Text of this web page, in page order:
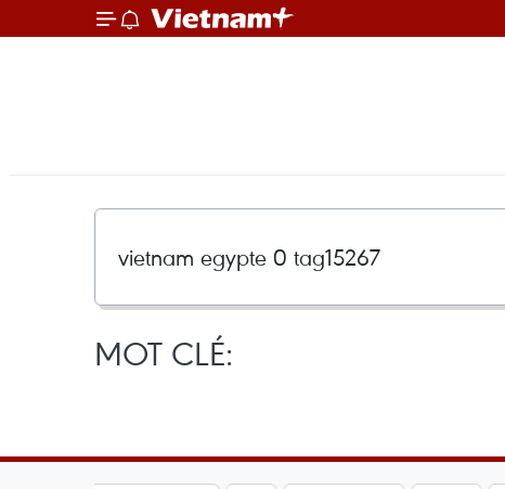
MOT CLÉ: